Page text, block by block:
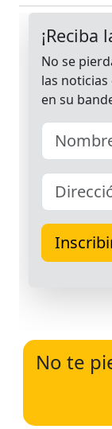
No te